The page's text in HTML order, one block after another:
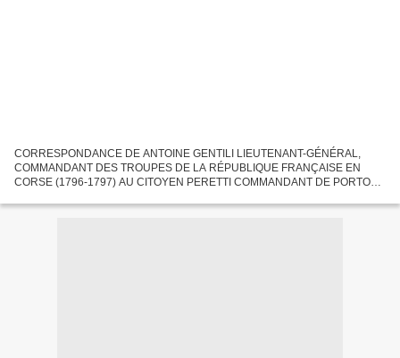
CORRESPONDANCE DE ANTOINE GENTILI LIEUTENANT-GÉNÉRAL,
COMMANDANT DES TROUPES DE LA RÉPUBLIQUE FRANÇAISE EN
CORSE (1796-1797) AU CITOYEN PERETTI COMMANDANT DE PORTO
corse , est un État dont...